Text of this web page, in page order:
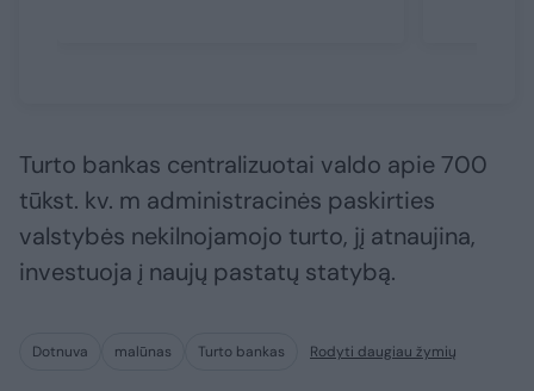
Turto bankas centralizuotai valdo apie 700
tūkst. kv. m administracinės paskirties
valstybės nekilnojamojo turto, jį atnaujina,
investuoja į naujų pastatų statybą.
Dotnuva malūnas Turto bankas Rodyti daugiau žymių